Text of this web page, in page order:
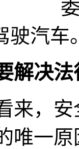
驶汽
解决
，安
唯一